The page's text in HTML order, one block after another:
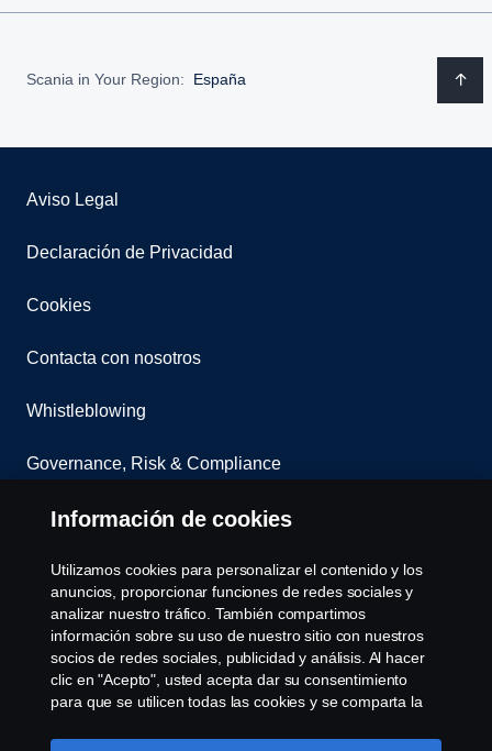
Scania in Your Region: España
Aviso Legal
Declaración de Privacidad
Cookies
Contacta con nosotros
Whistleblowing
Governance, Risk & Compliance
Configuración de cookies
© Copyright Scania 2025 All rights reserved. Scania
+46-8-55 38 10 00, Fax: +46-8-55 38 10 37.
Información de cookies
Utilizamos cookies para personalizar el contenido y los
anuncios, proporcionar funciones de redes sociales y
analizar nuestro tráfico. También compartimos
información sobre su uso de nuestro sitio con nuestros
socios de redes sociales, publicidad y análisis. Al hacer
clic en "Acepto", usted acepta dar su consentimiento
para que se utilicen todas las cookies y se comparta la
haciendo clic en "Configuración de cookies" y